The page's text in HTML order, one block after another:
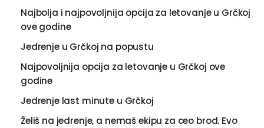
Najbolja i najpovoljnija opcija za letovanje u Grčkoj
ove godine
Jedrenje u Grčkoj na popustu
Najpovoljnija opcija za letovanje u Grčkoj ove
godine
Jedrenje last minute u Grčkoj
Želiš na jedrenje, a nemaš ekipu za ceo brod. Evo